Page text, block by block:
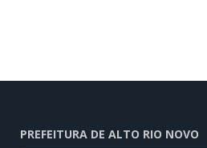
PREFEITURA DE ALTO RIO NOVO